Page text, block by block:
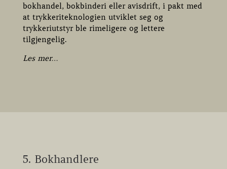
bokhandel, bokbinderi eller avisdrift, i pakt med
at trykkeriteknologien utviklet seg og
trykkeriutstyr ble rimeligere og lettere
tilgjengelig.
Les mer…
5. Bokhandlere